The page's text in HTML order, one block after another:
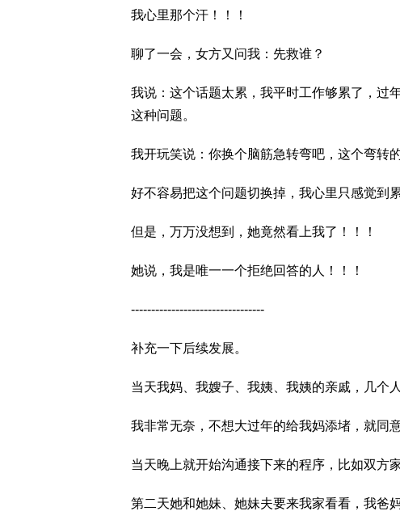
我心里那个汗！！！
聊了一会，女方又问我：先救谁？
我说：这个话题太累，我平时工作够累了，过
这种问题。
我开玩笑说：你换个脑筋急转弯吧，这个弯转
好不容易把这个问题切换掉，我心里只感觉到累
但是，万万没想到，她竟然看上我了！！！
她说，我是唯一一个拒绝回答的人！！！
---------------------------------
补充一下后续发展。
当天我妈、我嫂子、我姨、我姨的亲戚，几个
我非常无奈，不想大过年的给我妈添堵，就同意
当天晚上就开始沟通接下来的程序，比如双方
第二天她和她妹、她妹夫要来我家看看，我爸